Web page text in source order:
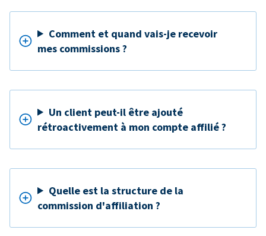
Comment et quand vais-je recevoir
mes commissions ?
Un client peut-il être ajouté
rétroactivement à mon compte affilié ?
Quelle est la structure de la
commission d'affiliation ?